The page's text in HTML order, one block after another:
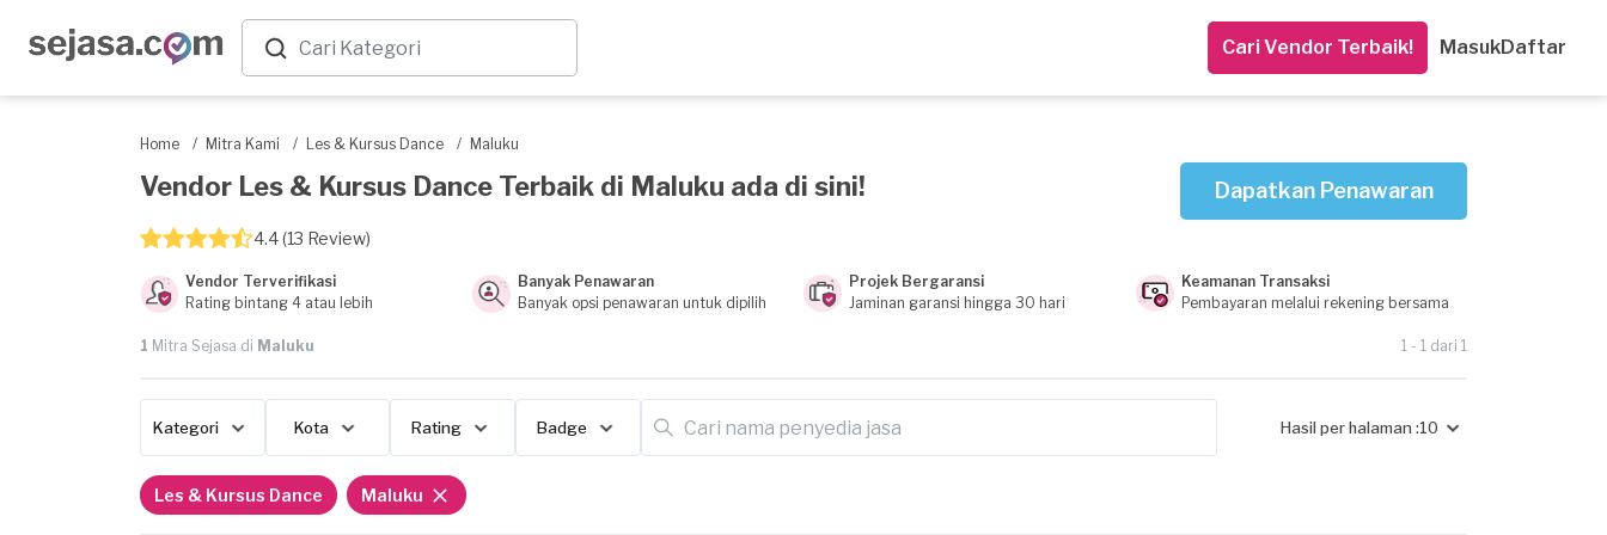
Cari Vendor Terbaik! MasukDaftar
Home / Mitra Kami / Les & Kursus Dance / Maluku
Vendor Les & Kursus Dance Terbaik di Maluku ada di sini!
4.4 (13 Review)
Dapatkan Penawaran
Vendor Terverifikasi
Rating bintang 4 atau lebih
Banyak Penawaran
Banyak opsi penawaran untuk dipilih
Projek Bergaransi
Jaminan garansi hingga 30 hari
Keamanan Transaksi
Pembayaran melalui rekening bersama
1 Mitra Sejasa di Maluku 1 - 1 dari 1
Kategori Kota Rating Badge Hasil per halaman :10
Les & Kursus Dance Maluku